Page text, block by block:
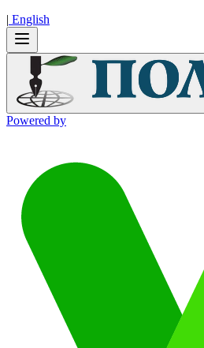
| Εnglish
Powered by